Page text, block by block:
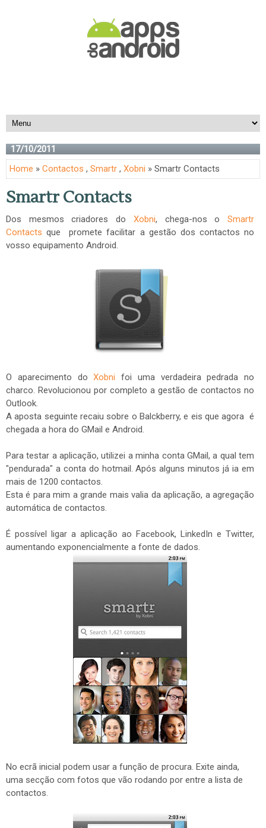
17/10/2011
Home » Contactos , Smartr , Xobni » Smartr Contacts
Smartr Contacts
Dos mesmos criadores do Xobni, chega-nos o Smartr
Contacts que promete facilitar a gestão dos contactos no
vosso equipamento Android.
O aparecimento doXobni foi uma verdadeira pedrada no
charco. Revolucionou por completo a gestão de contactos no
Outlook.
A aposta seguinte recaiu sobre o Balckberry, e eis que agora é
chegada a hora do GMail e Android.
Para testar a aplicação, utilizei a minha conta GMail, a qual tem
"pendurada" a conta do hotmail. Após alguns minutos já ia em
mais de 1200 contactos.
Esta é para mim a grande mais valia da aplicação, a agregação
automática de contactos.
É possível ligar a aplicação ao Facebook, LinkedIn e Twitter,
aumentando exponencialmente a fonte de dados.
No ecrã inicial podem usar a função de procura. Exite ainda,
uma secção com fotos que vão rodando por entre a lista de
contactos.